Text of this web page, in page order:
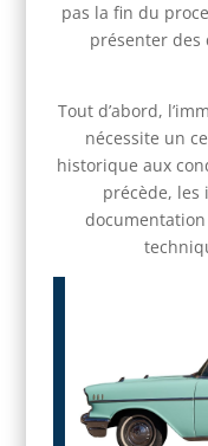
pas la fin du
présenter des
Tout d’abord,
nécessite un
historique aux
précède,
documentation